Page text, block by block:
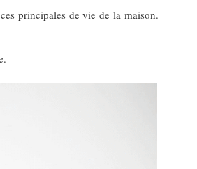
principales de vie de la maison.